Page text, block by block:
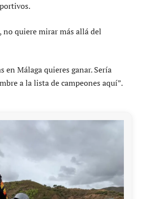
no quiere mirar más allá del
en Málaga quieres ganar. Sería
a la lista de campeones aquí”.